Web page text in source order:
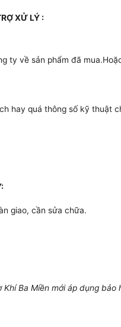
XỬ LÝ :
ty về sản phẩm đã
hay quá thông số kỹ thuật
giao, cần sửa chữa.
Ba Miền mới áp dụng bảo